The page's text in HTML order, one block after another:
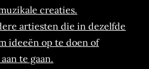
creaties.
artiesten die in dezelfde
ideeën op te doen of
te gaan.